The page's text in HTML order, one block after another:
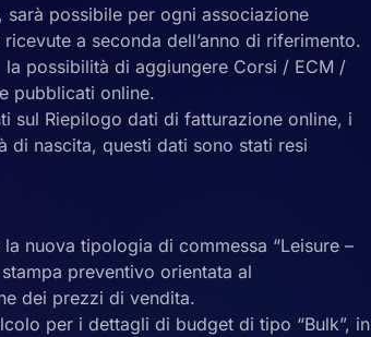
possibile per ogni associazione
a seconda dell’anno di riferimento.
la possibilità di aggiungere Corsi / ECM /
pubblicati online.
sul Riepilogo dati di fatturazione online, i
di nascita, questi dati sono stati resi
nuova tipologia di commessa “Leisure –
preventivo orientata al
dei prezzi di vendita.
per i dettagli di budget di tipo “Bulk”, in